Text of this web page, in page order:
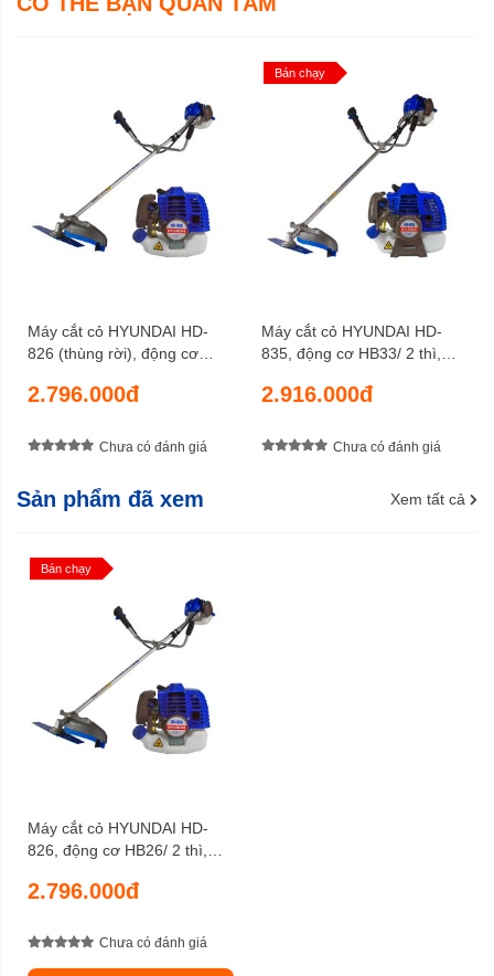
Máy cắt cỏ HYUNDAI HD-
826 (thùng rời), động cơ
bộ chế hòa khí kiểu da bơm
2.796.000đ
Chưa có đánh giá
Bán chạy
Máy cắt cỏ HYUNDAI HD-
835, động cơ HB33/ 2 thì,
khí kiểu da bơm
2.916.000đ
Chưa có đánh giá
Sản phẩm đã xem Xem tất cả
Bán chạy
Máy cắt cỏ HYUNDAI HD-
826, động cơ HB26/ 2 thì,
khí kiểu da bơm
2.796.000đ
Chưa có đánh giá